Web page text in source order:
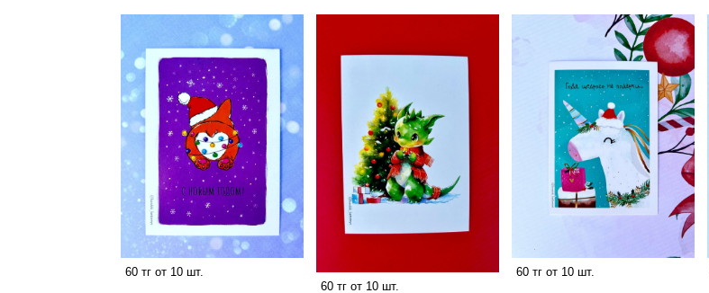
60 тг от 10 шт.
60 тг от 10 шт.
60 тг от 10 шт.